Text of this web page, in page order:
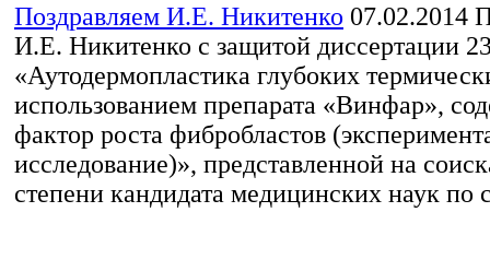
Поздравляем И.Е. Никитенко 07.02.2014
И.Е. Никитенко с защитой диссертации
«Аутодермопластика глубоких
использованием препарата «Винфар»,
фактор роста фибробластов
исследование)», представленной на
степени кандидата медицинских наук по